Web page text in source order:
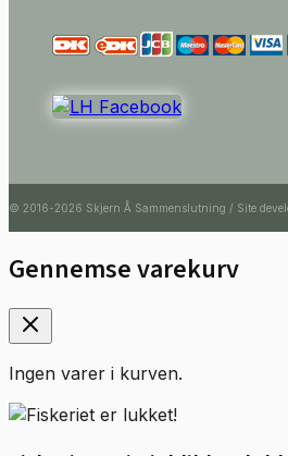
© 2016-2026 Skjern Å Sammenslutning / Site
Gennemse varekurv
Ingen varer i kurven.